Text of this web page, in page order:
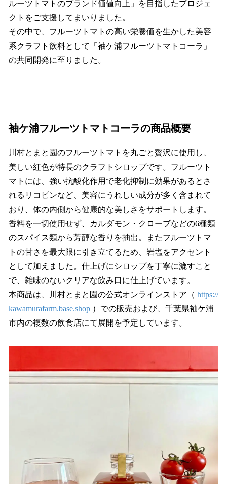
ルーツトマトのブランド価値向上」を目指したプロジェ
クトをご支援してまいりました。
その中で、フルーツトマトの高い栄養価を生かした美容
系クラフト飲料として「袖ケ浦フルーツトマトコーラ」
の共同開発に至りました。
袖ケ浦フルーツトマトコーラの商品概要
川村とまと園のフルーツトマトを丸ごと贅沢に使用し、
美しい紅色が特長のクラフトシロップです。フルーツト
マトには、強い抗酸化作用で老化抑制に効果があるとさ
れるリコピンなど、美容にうれしい成分が多く含まれて
おり、体の内側から健康的な美しさをサポートします。
香料を一切使用せず、カルダモン・クローブなどの6種類
のスパイス類から芳醇な香りを抽出。またフルーツトマ
トの甘さを最大限に引き立てるため、岩塩をアクセント
として加えました。仕上げにシロップを丁寧に漉すこと
で、雑味のないクリアな飲み口に仕上げています。
本商品は、川村とまと園の公式オンラインストア（ https://
kawamurafarm.base.shop ）での販売および、千葉県袖ケ浦
市内の複数の飲食店にて展開を予定しています。